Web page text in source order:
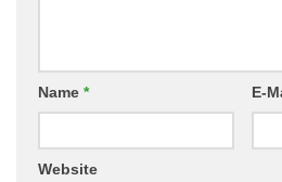
Name * E-
Website